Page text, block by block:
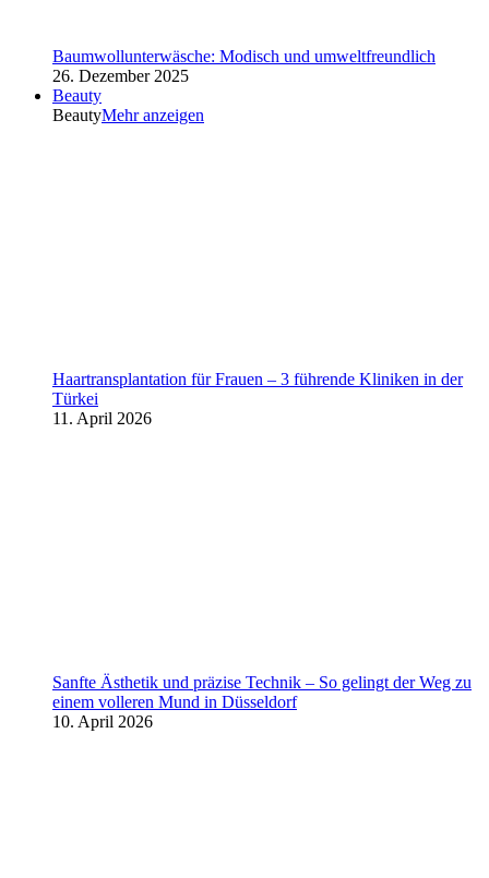
Baumwollunterwäsche: Modisch und umweltfreundlich
26. Dezember 2025
Beauty
BeautyMehr anzeigen
Haartransplantation für Frauen – 3 führende Kliniken in der
Türkei
11. April 2026
Sanfte Ästhetik und präzise Technik – So gelingt der Weg zu
einem volleren Mund in Düsseldorf
10. April 2026